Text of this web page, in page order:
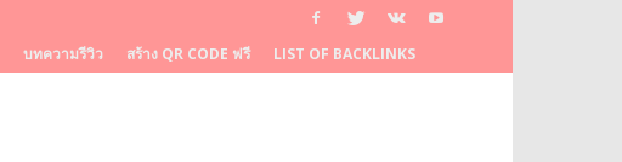
บทความรีวิว สร้าง QR CODE ฟรี LIST OF BACKLINKS